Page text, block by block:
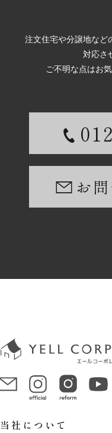
注文住宅や分譲地など
対応さ
ご不明な点はお
お
当社について